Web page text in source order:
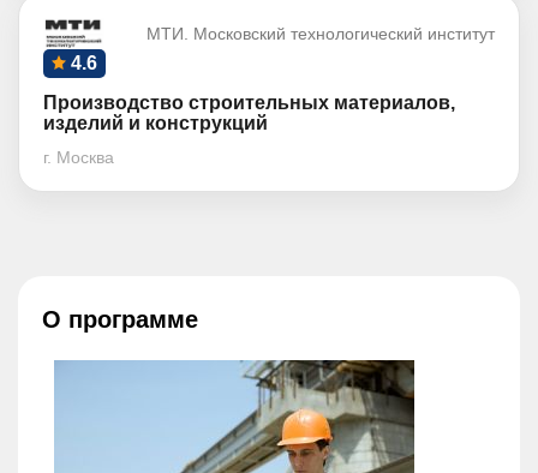
МТИ. Московский технологический институт
4.6
Производство строительных материалов,
изделий и конструкций
г. Москва
О программе